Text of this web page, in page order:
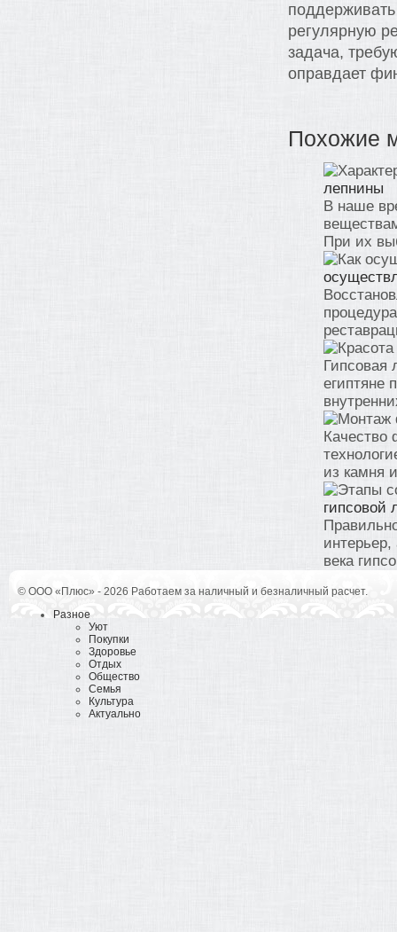
регулярную
задача,
оправдает
Похожие
лепнины
В наше
При их
Гипсовая
египтяне
Качество
из камня
гипсовой
века
© ООО «Плюс» - 2026 Работаем за наличный и безналичный расчет.
Разное
Уют
Покупки
Здоровье
Отдых
Общество
Семья
Культура
Актуально